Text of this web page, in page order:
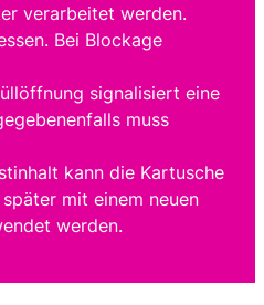
verarbeitet werden.
Bei Blockage
signalisiert eine
muss
kann die Kartusche
mit einem neuen
werden.